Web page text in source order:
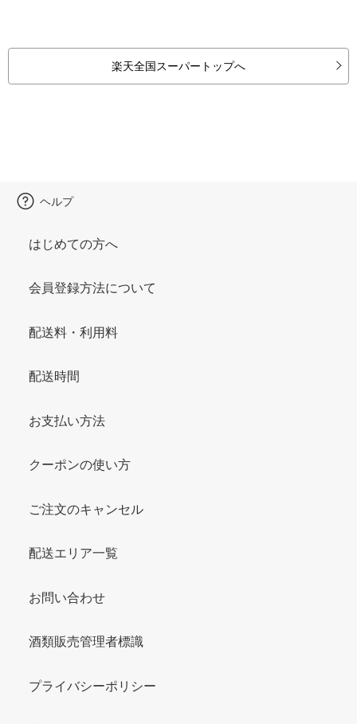
楽天全国スーパートップへ
ヘルプ
はじめての方へ
会員登録方法について
配送料・利用料
配送時間
お支払い方法
クーポンの使い方
ご注文のキャンセル
配送エリア一覧
お問い合わせ
酒類販売管理者標識
プライバシーポリシー